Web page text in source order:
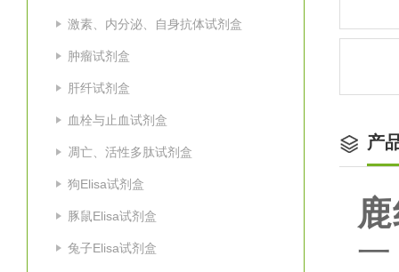
激素、内分泌、自身抗体试剂盒
肿瘤试剂盒
肝纤试剂盒
血栓与止血试剂盒
凋亡、活性多肽试剂盒
狗Elisa试剂盒
豚鼠Elisa试剂盒
兔子Elisa试剂盒
产
一